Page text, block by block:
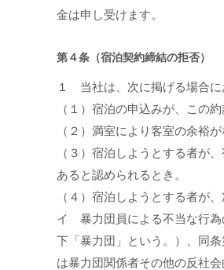
金は申し受けます。
第４条（宿泊契約締結の拒否）
１ 当社は、次に掲げる場合に
（１）宿泊の申込みが、この
（２）満室により客室の余裕が
（３）宿泊しようとする者が
あると認められるとき。
（４）宿泊しようとする者が
イ 暴力団員による不当な行為
下「暴力団」という。）、同
は暴力団関係者その他の反社会